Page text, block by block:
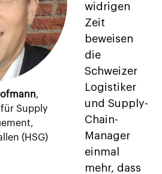
,
Supply
(HSG)
widrigen
Zeit
beweisen
die
Schweizer
Logistiker
und Supply-
Chain-
Manager
einmal
mehr, dass